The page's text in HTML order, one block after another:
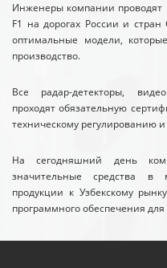
Инженеры компании проводят
F1 на дорогах России и
оптимальные модели,
производство.
Все радар-детекторы,
проходят обязательную
техническому регулированию
На сегодняшний день
значительные средства в
продукции к Узбекскому
программного обеспечения для